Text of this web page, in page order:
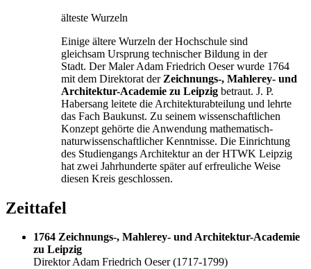
älteste Wurzeln
Einige ältere Wurzeln der Hochschule sind
gleichsam Ursprung technischer Bildung in der
Stadt. Der Maler Adam Friedrich Oeser wurde 1764
mit dem Direktorat der Zeichnungs-, Mahlerey- und
Architektur-Academie zu Leipzig betraut. J. P.
Habersang leitete die Architekturabteilung und lehrte
das Fach Baukunst. Zu seinem wissenschaftlichen
Konzept gehörte die Anwendung mathematisch-
naturwissenschaftlicher Kenntnisse. Die Einrichtung
des Studiengangs Architektur an der HTWK Leipzig
hat zwei Jahrhunderte später auf erfreuliche Weise
diesen Kreis geschlossen.
Zeittafel
1764 Zeichnungs-, Mahlerey- und Architektur-Academie
zu Leipzig
Direktor Adam Friedrich Oeser (1717-1799)